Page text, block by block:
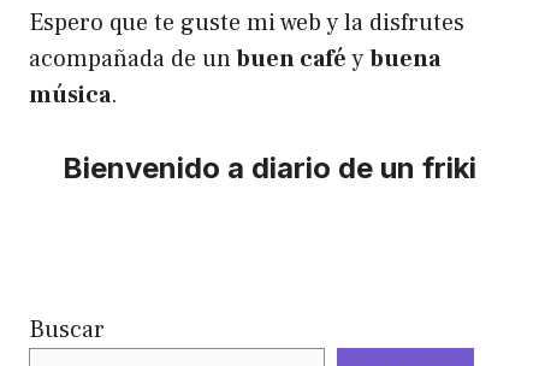
Espero que te guste mi web y la disfrutes
acompañada de unbuen caféybuena
música.
Bienvenido a diario de un friki
Buscar